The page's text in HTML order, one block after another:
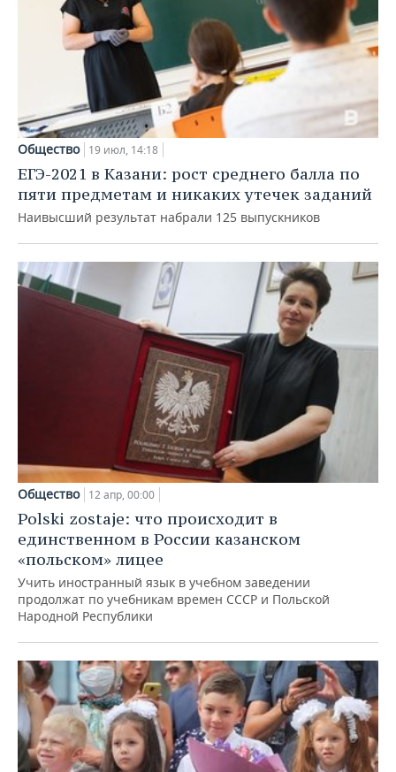
Общество 19 июл, 14:18
ЕГЭ-2021 в Казани: рост среднего балла по
пяти предметам и никаких утечек заданий
Наивысший результат набрали 125 выпускников
Общество 12 апр, 00:00
Polski zostaje: что происходит в
единственном в России казанском
«польском» лицее
Учить иностранный язык в учебном заведении
продолжат по учебникам времен СССР и Польской
Народной Республики